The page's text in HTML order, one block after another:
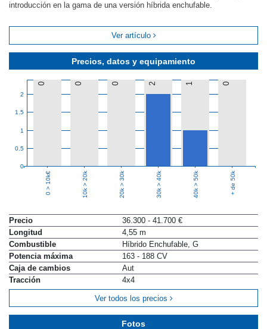
Precios, datos y equipamiento
0
0.5
1
1.5
2
0 0 0 2 1 0
0 > 10k€ 10k > 20k 20k > 30k 30k > 40k 40k > 50k + de 50k
Precio
36.300 - 41.700 €
Longitud
4,55 m
Combustible
Híbrido Enchufable, G
Potencia máxima
163 - 188 CV
Caja de cambios
Aut
Tracción
4x4
Ver todos los precios
introducción en la gama de una versión híbrida enchufable.
Ver artículo
Fotos